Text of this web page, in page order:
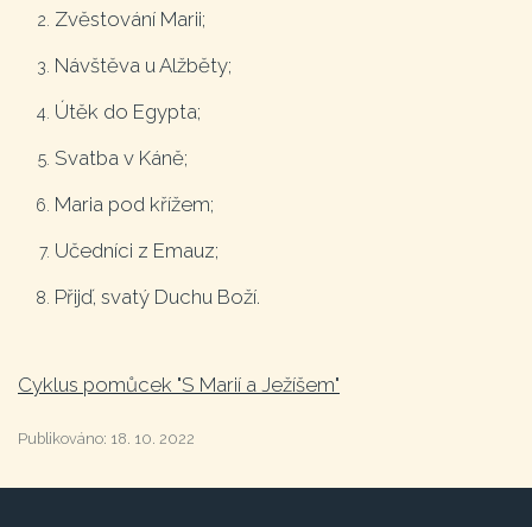
Zvěstování Marii;
Návštěva u Alžběty;
Útěk do Egypta;
Svatba v Káně;
Maria pod křížem;
Učedníci z Emauz;
Přijď, svatý Duchu Boží.
Cyklus pomůcek "S Marií a Ježíšem"
Publikováno: 18. 10. 2022